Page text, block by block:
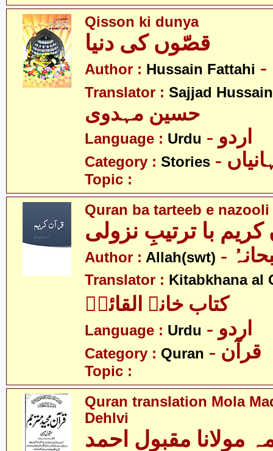
Qisson ki dunya
قصّوں کی دنیا
Author : Hussain Fattahi
Translator : Sajjad
حسین مہدوی
Language : Urdu - اردو
Category : Stories
Topic :
Quran ba tarteeb e nazooli
کریم با ترتیبِ نزولی
Author : Allah(swt)
Translator : Kitabkhana al
کتاب خانہ القائمؑ
Language : Urdu - اردو
Category : Quran - قرآن
Topic :
Quran translation Mola
Dehlvi
مولانا مقبول احمد